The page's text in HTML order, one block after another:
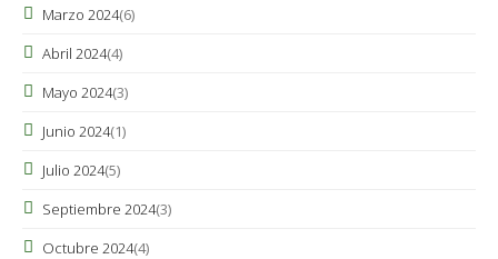
Marzo 2024(6)
Abril 2024(4)
Mayo 2024(3)
Junio 2024(1)
Julio 2024(5)
Septiembre 2024(3)
Octubre 2024(4)